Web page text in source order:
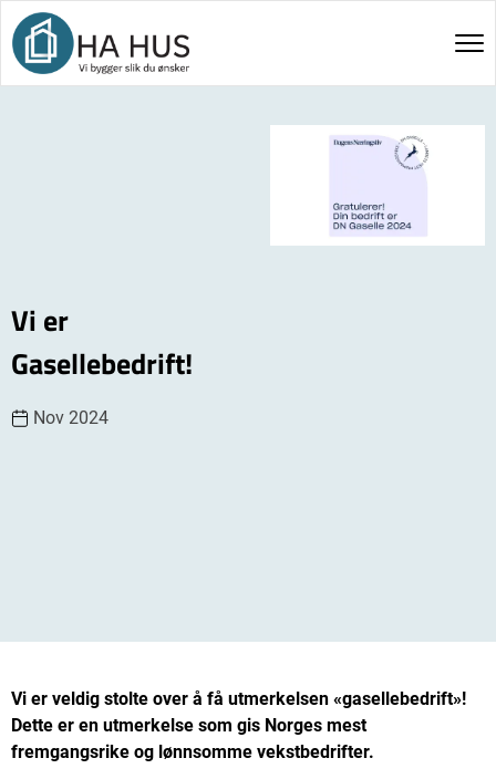
Vi er
Gasellebedrift!
Nov 2024
Vi er veldig stolte over å få utmerkelsen «gasellebedrift»!
Dette er en utmerkelse som gis Norges mest
fremgangsrike og lønnsomme vekstbedrifter.